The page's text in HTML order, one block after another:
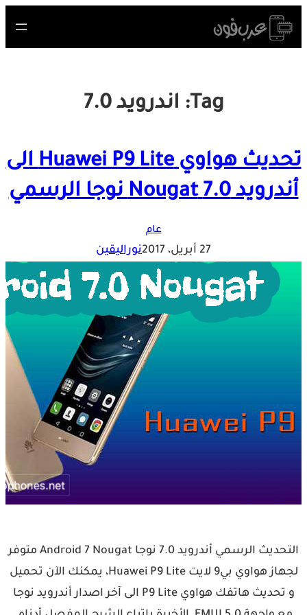
Skip
to
Tag: اندرويد 7.0
تحديث هواوي Huawei P9 Lite الى
أندرويد 7.0 Nougat نوجا الرسمي
عام
27 أبريل، 2017 نوراليقين
التحديث الرسمي أندرويد 7.0 نوجا Android 7 Nougat متوفر
لجهاز هواوي بي9 لايت Huawei P9 Lite، يمكنك الآن تحميل
و تحديث هاتفك هواوي P9 Lite الى آخر اصدار أندرويد نوجا